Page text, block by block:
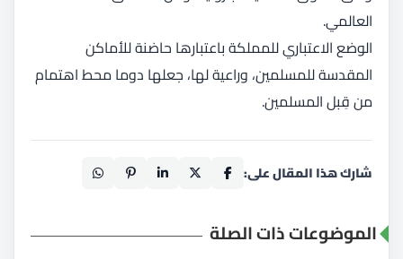
العالمي.
الوضع الاعتباري للمملكة باعتبارها حاضنة للأماكن
المقدسة للمسلمين، وراعية لها، جعلها دوما محط اهتمام
من قِبل المسلمين.
شارك هذا المقال على:
الموضوعات ذات الصلة